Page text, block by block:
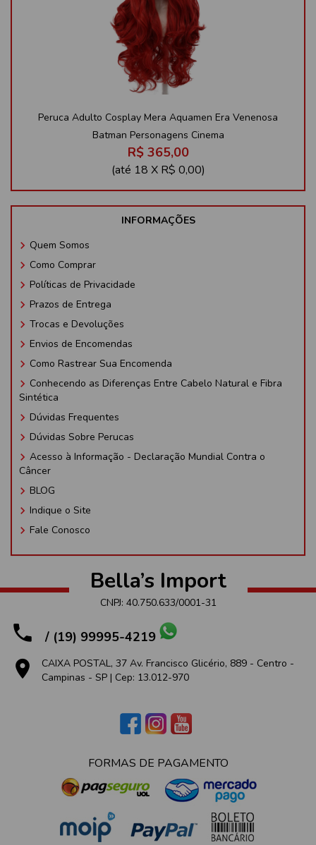
Peruca Adulto Cosplay Mera Aquamen Era Venenosa
Batman Personagens Cinema
R$ 365,00
(até 18 X R$ 0,00)
INFORMAÇÕES
keyboard_arrow_right Quem Somos
keyboard_arrow_right Como Comprar
keyboard_arrow_right Políticas de Privacidade
keyboard_arrow_right Prazos de Entrega
keyboard_arrow_right Trocas e Devoluções
keyboard_arrow_right Envios de Encomendas
keyboard_arrow_right Como Rastrear Sua Encomenda
keyboard_arrow_right Conhecendo as Diferenças Entre Cabelo Natural e Fibra
Sintética
keyboard_arrow_right Dúvidas Frequentes
keyboard_arrow_right Dúvidas Sobre Perucas
keyboard_arrow_right Acesso à Informação - Declaração Mundial Contra o
Câncer
keyboard_arrow_right BLOG
keyboard_arrow_right Indique o Site
keyboard_arrow_right Fale Conosco
Bella’s Import
CNPJ: 40.750.633/0001-31
phone / (19) 99995-4219
place
CAIXA POSTAL, 37 Av. Francisco Glicério, 889 - Centro -
Campinas - SP | Cep: 13.012-970
FORMAS DE PAGAMENTO